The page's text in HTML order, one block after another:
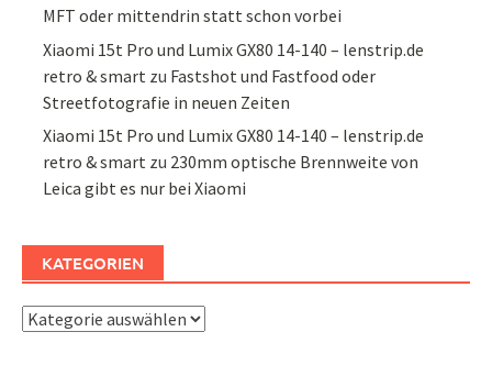
MFT oder mittendrin statt schon vorbei
Xiaomi 15t Pro und Lumix GX80 14-140 – lenstrip.de
retro & smart zu Fastshot und Fastfood oder
Streetfotografie in neuen Zeiten
Xiaomi 15t Pro und Lumix GX80 14-140 – lenstrip.de
retro & smart zu 230mm optische Brennweite von
Leica gibt es nur bei Xiaomi
KATEGORIEN
Kategorien